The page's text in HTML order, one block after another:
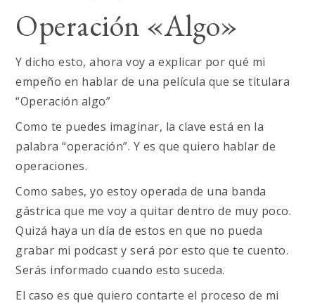
Operación «Algo»
Y dicho esto, ahora voy a explicar por qué mi
empeño en hablar de una película que se titulara
“Operación algo”
Como te puedes imaginar, la clave está en la
palabra “operación”. Y es que quiero hablar de
operaciones.
Como sabes, yo estoy operada de una banda
gástrica que me voy a quitar dentro de muy poco.
Quizá haya un día de estos en que no pueda
grabar mi podcast y será por esto que te cuento.
Serás informado cuando esto suceda.
El caso es que quiero contarte el proceso de mi